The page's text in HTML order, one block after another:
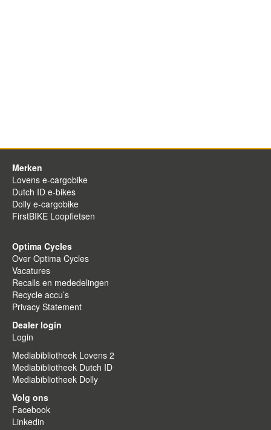
Merken
Lovens e-cargobike
Dutch ID e-bikes
Dolly e-cargobike
FirstBIKE Loopfietsen
Optima Cycles
Over Optima Cycles
Vacatures
Recalls en mededelingen
Recycle accu’s
Privacy Statement
Dealer login
Login
Mediabibliotheek Lovens 2
Mediabibliotheek Dutch ID
Mediabibliotheek Dolly
Volg ons
Facebook
Linkedin